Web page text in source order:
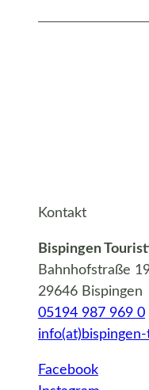
Kontakt
Bispingen
Bahnhofstraße
29646 Bispingen
05194 987 969 0
Facebook